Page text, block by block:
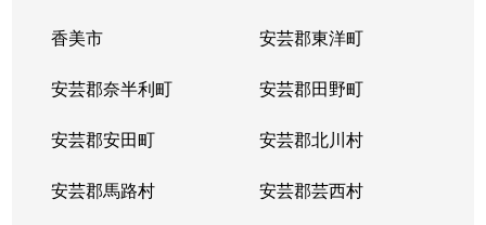
香美市 安芸郡東洋町
安芸郡奈半利町 安芸郡田野町
安芸郡安田町 安芸郡北川村
安芸郡馬路村 安芸郡芸西村